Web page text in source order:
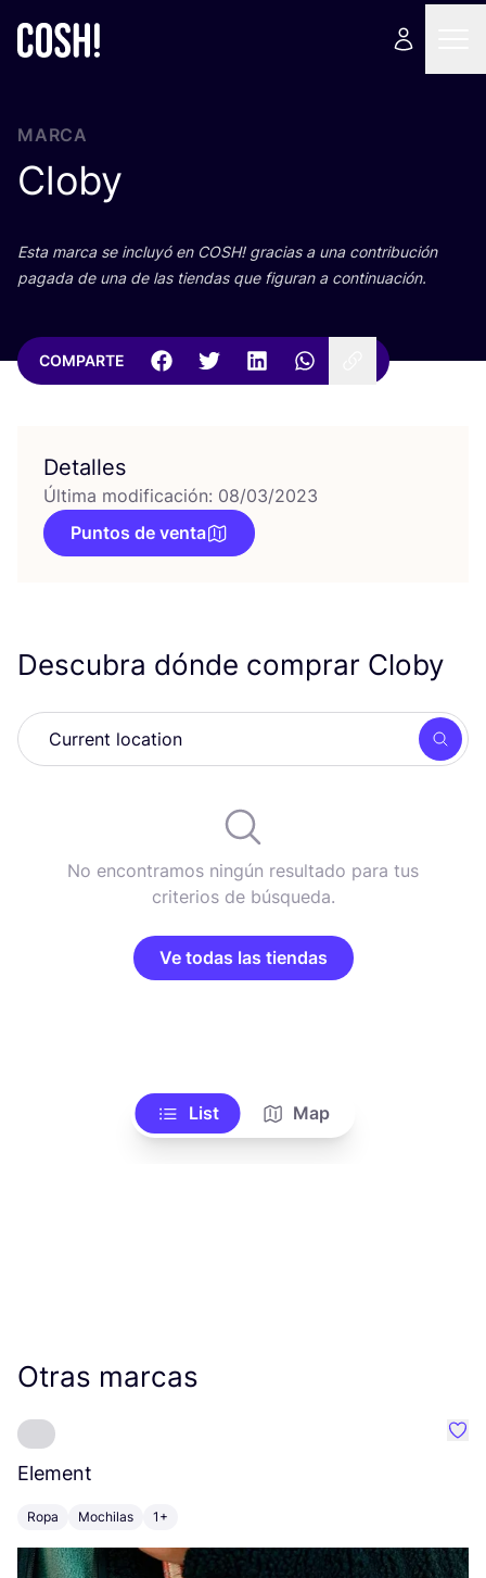
MARCA
Cloby
Esta mar­ca se inclu­yó en COSH! gra­cias a una con­tri­bu­ción
paga­da de una de las tien­das que figu­ran a continuación.
COMPARTE
Detalles
Última modificación: 08/03/2023
Puntos de venta
Descubra dónde comprar Cloby
No encontramos ningún resultado para tus
criterios de búsqueda.
Ve todas las tiendas
List Map
Otras marcas
Element
Ropa Mochilas 1+